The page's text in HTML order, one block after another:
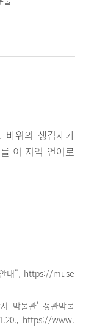
바위의 생김새가
이 지역 언어로
안내", https://muse
박물관' 정관박물
https://www.